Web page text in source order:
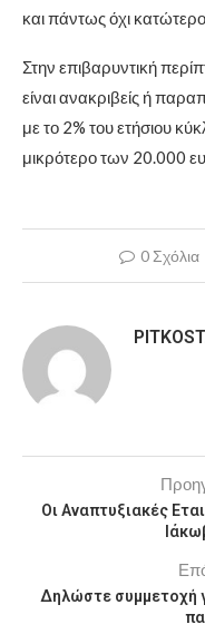
και πάντως όχι
Στην επιβαρυντική
είναι ανακριβείς ή
με το 2% του ετήσιου
μικρότερο των 20.000
0 Σχόλια
Οι Αναπτυξιακές
Δηλώστε συμμετοχή